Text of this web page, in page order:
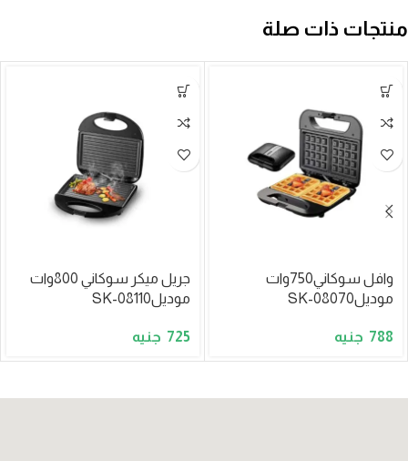
منتجات ذات صلة
وافل سوكاني750وات
موديلSK-08070
788
جريل ميكر سوكاني 800وات
موديلSK-08110
725